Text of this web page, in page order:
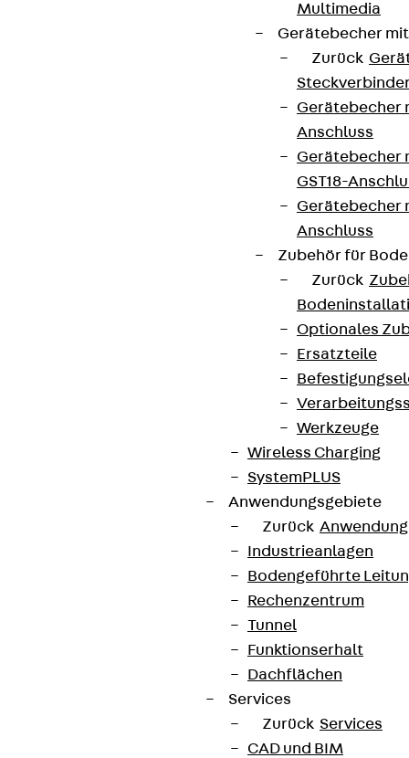
Multimedia
Gerätebecher
Zurück
Gerätebecher
Anschluss
Gerätebecher
GST18-
Gerätebecher
Anschluss
Zubehör für
Zurück
Optionales
Ersatzteile
Werkzeuge
Wireless Charging
SystemPLUS
Anwendungsgebiete
Zurück
Industrieanlagen
Bodengeführte
Rechenzentrum
Tunnel
Funktionserhalt
Dachflächen
Services
Zurück Services
CAD und BIM